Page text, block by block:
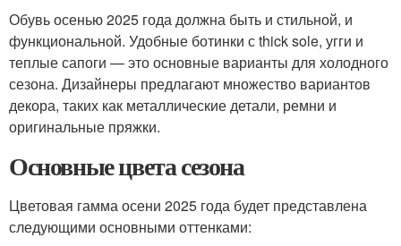
Обувь осенью 2025 года должна быть и стильной, и
функциональной. Удобные ботинки с thick sole, угги и
теплые сапоги — это основные варианты для холодного
сезона. Дизайнеры предлагают множество вариантов
декора, таких как металлические детали, ремни и
оригинальные пряжки.
Основные цвета сезона
Цветовая гамма осени 2025 года будет представлена
следующими основными оттенками: